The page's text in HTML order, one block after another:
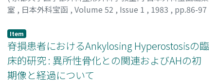
室 , 日本外科宝函 , Volume 52 , Issue 1 , 1983 , pp.86-97
杉田, 浩志
Item
脊損患者におけるAnkylosing Hyperostosisの臨
床的研究 : 異所性骨化との関連およびAHの初
期像と経過について